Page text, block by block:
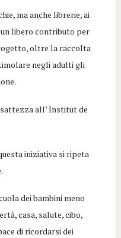
ma anche librerie, ai
libero contributo per
oltre la raccolta
negli adulti gli
all’ Institut de
iniziativa si ripeta
dei bambini meno
casa, salute, cibo,
di ricordarsi dei